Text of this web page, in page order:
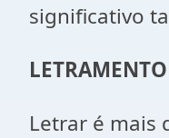
significativo
LETRAMENTO
Letrar é mais